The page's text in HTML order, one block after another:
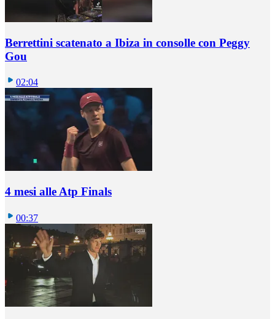
Berrettini scatenato a Ibiza in consolle con Peggy
Gou
02:04
4 mesi alle Atp Finals
00:37